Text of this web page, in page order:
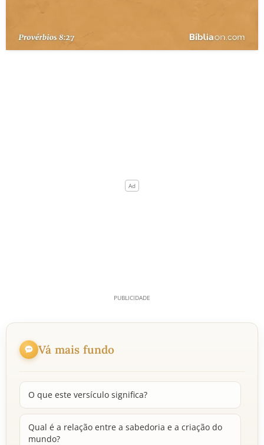
QUEM SOMOS
Vá mais fundo
O que este versículo significa?
Qual é a relação entre a sabedoria e a criação do
mundo?